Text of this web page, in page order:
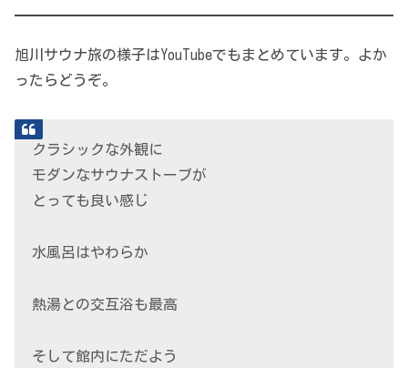
旭川サウナ旅の様子はYouTubeでもまとめています。よか
ったらどうぞ。
クラシックな外観に
モダンなサウナストーブが
とっても良い感じ
水風呂はやわらか
熱湯との交互浴も最高
そして館内にただよう